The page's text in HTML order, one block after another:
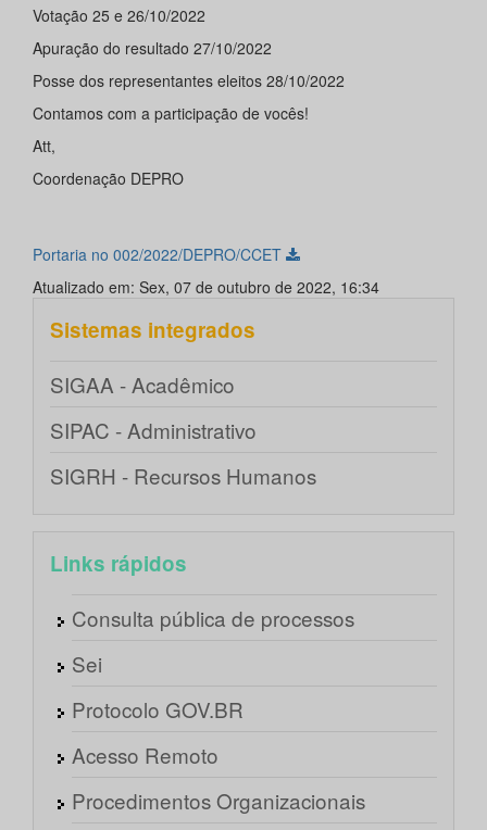
Votação 25 e 26/10/2022
Apuração do resultado 27/10/2022
Posse dos representantes eleitos 28/10/2022
Contamos com a participação de vocês!
Att,
Coordenação DEPRO
Portaria no 002/2022/DEPRO/CCET
Atualizado em: Sex, 07 de outubro de 2022, 16:34
Sistemas integrados
SIGAA - Acadêmico
SIPAC - Administrativo
SIGRH - Recursos Humanos
Links rápidos
Consulta pública de processos
Sei
Protocolo GOV.BR
Acesso Remoto
Procedimentos Organizacionais